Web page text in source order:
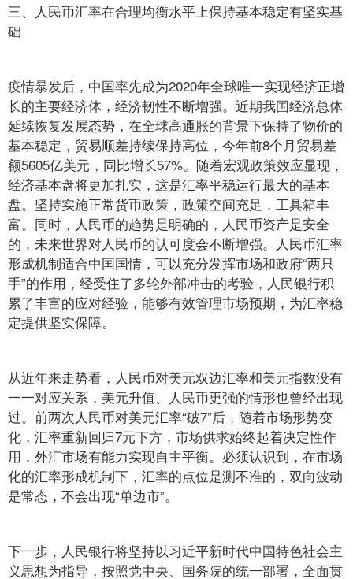
三、人民币汇率在合理均衡水平上保持基本稳定有坚实基
础
疫情暴发后，中国率先成为2020年全球唯一实现经济正增
长的主要经济体，经济韧性不断增强。近期我国经济总体
延续恢复发展态势，在全球高通胀的背景下保持了物价的
基本稳定，贸易顺差持续保持高位，今年前8个月贸易差
额5605亿美元，同比增长57%。随着宏观政策效应显现，
经济基本盘将更加扎实，这是汇率平稳运行最大的基本
盘。坚持实施正常货币政策，政策空间充足，工具箱丰
富。同时，人民币的趋势是明确的，人民币资产是安全
的，未来世界对人民币的认可度会不断增强。人民币汇率
形成机制适合中国国情，可以充分发挥市场和政府“两只
手”的作用，经受住了多轮外部冲击的考验，人民银行积
累了丰富的应对经验，能够有效管理市场预期，为汇率稳
定提供坚实保障。
从近年来走势看，人民币对美元双边汇率和美元指数没有
一一对应关系，美元升值、人民币更强的情形也曾经出现
过。前两次人民币对美元汇率“破7”后，随着市场形势变
化，汇率重新回归7元下方，市场供求始终起着决定性作
用，外汇市场有能力实现自主平衡。必须认识到，在市场
化的汇率形成机制下，汇率的点位是测不准的，双向波动
是常态，不会出现“单边市”。
下一步，人民银行将坚持以习近平新时代中国特色社会主
义思想为指导，按照党中央、国务院的统一部署，全面贯